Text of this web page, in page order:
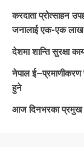
करदाता प्रोत्साहन
जनालाई एक-एक लाख
देशमा शान्ति सुरक्षा
नेपाल ई–प्रमाणीकरण
हुने
आज दिनभरका प्रमुख